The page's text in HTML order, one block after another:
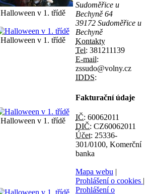
Halloween v 1. třídě
Halloween v 1. třídě
Halloween v 1. třídě
Sudoměřice u
Bechyně 64
39172 Sudoměřice u
Bechyně
Kontakty
Tel: 381211139
E-mail:
zssudo@volny.cz
IDDS:
Fakturační údaje
IČ: 60062011
DIČ: CZ60062011
Účet: 25336-
301/0100, Komerční
banka
Mapa webu |
Prohlášení o cookies |
Prohlášení o